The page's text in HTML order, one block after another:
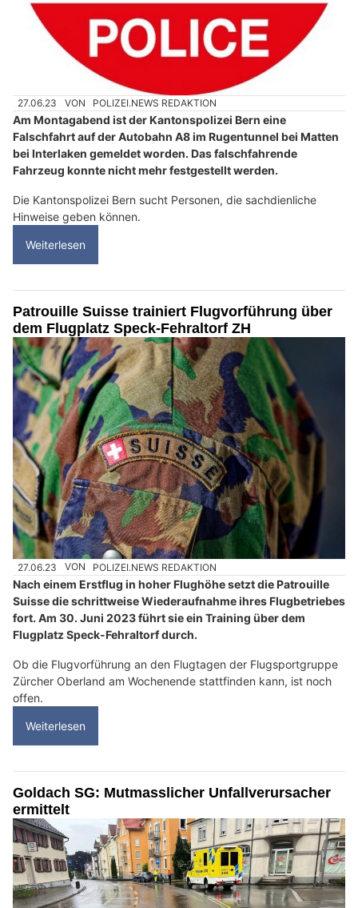
27.06.23 VON POLIZEI.NEWS REDAKTION
Am Montagabend ist der Kantonspolizei Bern eine
Falschfahrt auf der Autobahn A8 im Rugentunnel bei Matten
bei Interlaken gemeldet worden. Das falschfahrende
Fahrzeug konnte nicht mehr festgestellt werden.
Die Kantonspolizei Bern sucht Personen, die sachdienliche
Hinweise geben können.
Weiterlesen
Patrouille Suisse trainiert Flugvorführung über
dem Flugplatz Speck-Fehraltorf ZH
27.06.23 VON POLIZEI.NEWS REDAKTION
Nach einem Erstflug in hoher Flughöhe setzt die Patrouille
Suisse die schrittweise Wiederaufnahme ihres Flugbetriebes
fort. Am 30. Juni 2023 führt sie ein Training über dem
Flugplatz Speck-Fehraltorf durch.
Ob die Flugvorführung an den Flugtagen der Flugsportgruppe
Zürcher Oberland am Wochenende stattfinden kann, ist noch
offen.
Weiterlesen
Goldach SG: Mutmasslicher Unfallverursacher
ermittelt